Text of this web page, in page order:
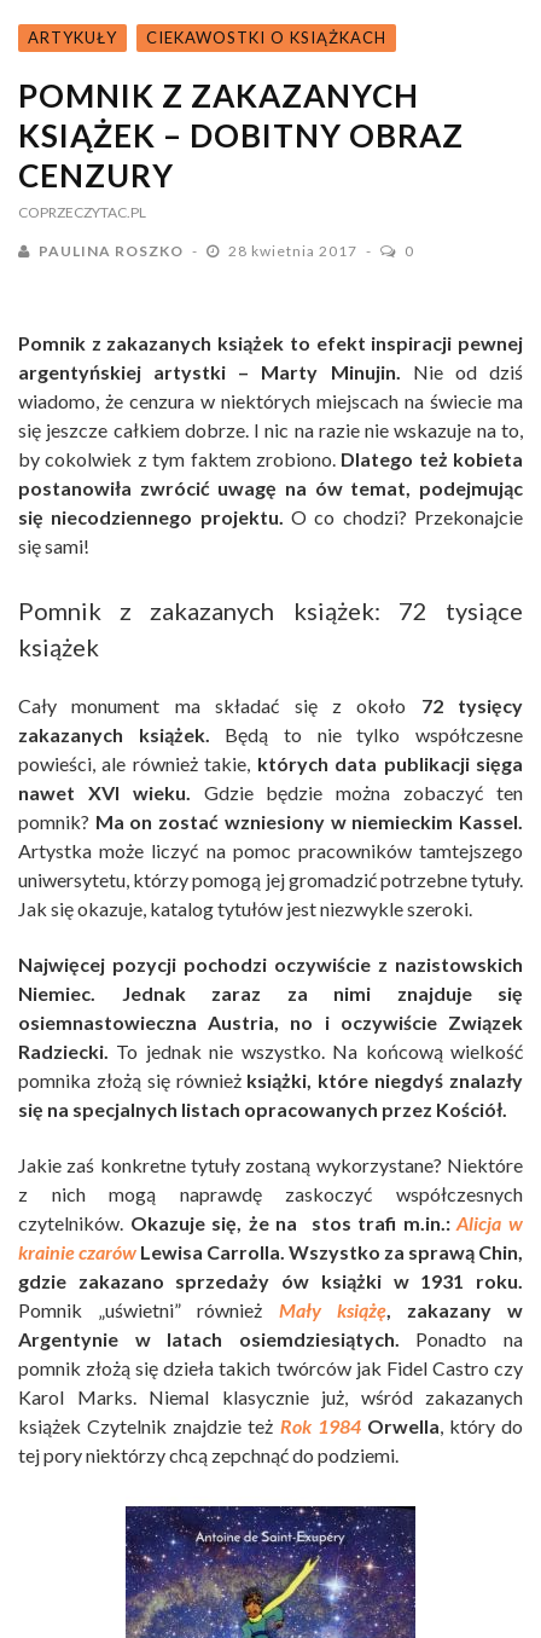
ARTYKUŁY CIEKAWOSTKI O KSIĄŻKACH
POMNIK Z ZAKAZANYCH
KSIĄŻEK – DOBITNY OBRAZ
CENZURY
COPRZECZYTAC.PL
PAULINA ROSZKO 28 kwietnia 2017 0
Pomnik z zakazanych książek to efekt inspiracji pewnej
argentyńskiej artystki – Marty Minujin. Nie od dziś
wiadomo, że cenzura w niektórych miejscach na świecie ma
się jeszcze całkiem dobrze. I nic na razie nie wskazuje na to,
by cokolwiek z tym faktem zrobiono. Dlatego też kobieta
postanowiła zwrócić uwagę na ów temat, podejmując
się niecodziennego projektu. O co chodzi? Przekonajcie
się sami!
Pomnik z zakazanych książek: 72 tysiące
książek
Cały monument ma składać się z około 72 tysięcy
zakazanych książek. Będą to nie tylko współczesne
powieści, ale również takie, których data publikacji sięga
nawet XVI wieku. Gdzie będzie można zobaczyć ten
pomnik? Ma on zostać wzniesiony w niemieckim Kassel.
Artystka może liczyć na pomoc pracowników tamtejszego
uniwersytetu, którzy pomogą jej gromadzić potrzebne tytuły.
Jak się okazuje, katalog tytułów jest niezwykle szeroki.
Najwięcej pozycji pochodzi oczywiście z nazistowskich
Niemiec. Jednak zaraz za nimi znajduje się
osiemnastowieczna Austria, no i oczywiście Związek
Radziecki. To jednak nie wszystko. Na końcową wielkość
pomnika złożą się również książki, które niegdyś znalazły
się na specjalnych listach opracowanych przez Kościół.
Jakie zaś konkretne tytuły zostaną wykorzystane? Niektóre
z nich mogą naprawdę zaskoczyć współczesnych
czytelników. Okazuje się, że na stos trafi m.in.:Alicja w
krainie czarów Lewisa Carrolla. Wszystko za sprawą Chin,
gdzie zakazano sprzedaży ów książki w 1931 roku.
Pomnik „uświetni” również Mały książę, zakazany w
Argentynie w latach osiemdziesiątych. Ponadto na
pomnik złożą się dzieła takich twórców jak Fidel Castro czy
Karol Marks. Niemal klasycznie już, wśród zakazanych
książek Czytelnik znajdzie też Rok 1984Orwella, który do
tej pory niektórzy chcą zepchnąć do podziemi.